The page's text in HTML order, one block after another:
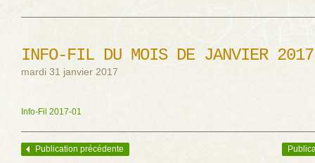
INFO-FIL DU MOIS DE JANVIER 2017
mardi 31 janvier 2017
Info-Fil 2017-01
Navigation des articles
Publication précédente